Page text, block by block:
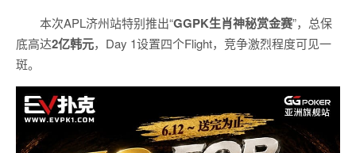
本次APL济州站特别推出“GGPK生肖神秘赏金赛”，总保
底高达2亿韩元，Day 1设置四个Flight，竞争激烈程度可见一
斑。